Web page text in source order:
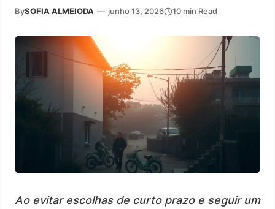
BySOFIA ALMEIODA — junho 13, 2026 10 min Read
Ao evitar escolhas de curto prazo e seguir um